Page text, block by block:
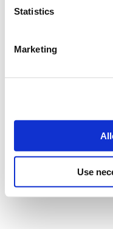
Statistics
Marketing
Use